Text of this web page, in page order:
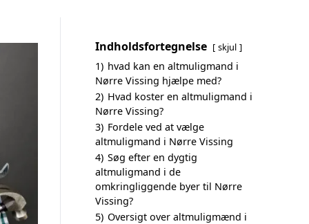
Indholdsfortegnelse skjul
1) hvad kan en altmuligmand i
Nørre Vissing hjælpe med?
2) Hvad koster en altmuligmand i
Nørre Vissing?
3) Fordele ved at vælge
altmuligmand i Nørre Vissing
4) Søg efter en dygtig
altmuligmand i de
omkringliggende byer til Nørre
Vissing?
5) Oversigt over altmuligmænd i